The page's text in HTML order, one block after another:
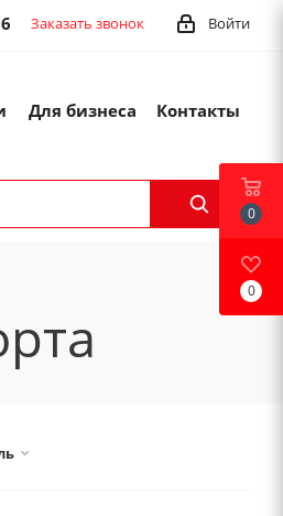
Войти
Заказать звонок
Для бизнеса Контакты
0
0